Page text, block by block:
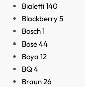
Bialetti140
Blackberry5
Bosch1
Bose44
Boya 12
BQ4
Braun26